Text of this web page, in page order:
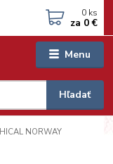
Menu
Hľadať
0 ks
za 0 €
NORWAY